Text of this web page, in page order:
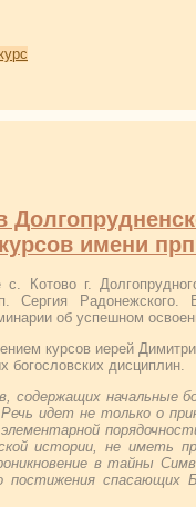
имени
Котово г.
Сергия
об успешном
курсов иерей
богословских дисциплин.
содержащих начальные
идет не только о
истории, не иметь
в тайны
постижения спасающих